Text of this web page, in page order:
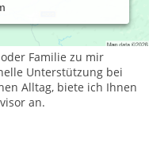
Therapeut biete ich
um Sie bei der Lösung
Familie zu mir
Unterstützung bei
Alltag, biete ich Ihnen
an.